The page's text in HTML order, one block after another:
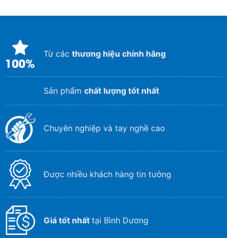
Từ các thương hiệu chính hãng
Sản phẩm chất lượng tốt nhất
Chuyên nghiệp và tay nghề cao
Được nhiều khách hàng tin tưởng
Giá tốt nhất tại Bình Dương